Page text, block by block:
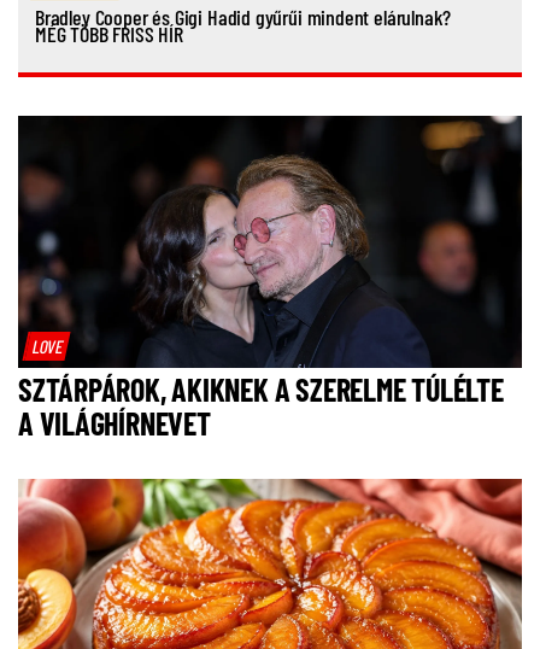
Bradley Cooper és Gigi Hadid gyűrűi mindent elárulnak?
MÉG TÖBB FRISS HÍR
LOVE
SZTÁRPÁROK, AKIKNEK A SZERELME TÚLÉLTE
A VILÁGHÍRNEVET